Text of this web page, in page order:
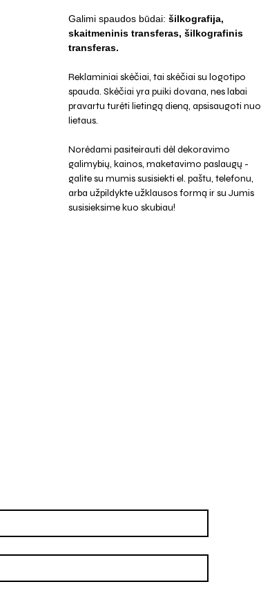
Galimi spaudos būdai: šilkografija,
skaitmeninis transferas, šilkografinis
transferas.
Reklaminiai skėčiai, tai skėčiai su logotipo
spauda. Skėčiai yra puiki dovana, nes labai
pravartu turėti lietingą dieną, apsisaugoti nuo
lietaus.
Norėdami pasiteirauti dėl dekoravimo
galimybių, kainos, maketavimo paslaugų -
galite su mumis susisiekti el. paštu, telefonu,
arba užpildykte užklausos formą ir su Jumis
susisieksime kuo skubiau!